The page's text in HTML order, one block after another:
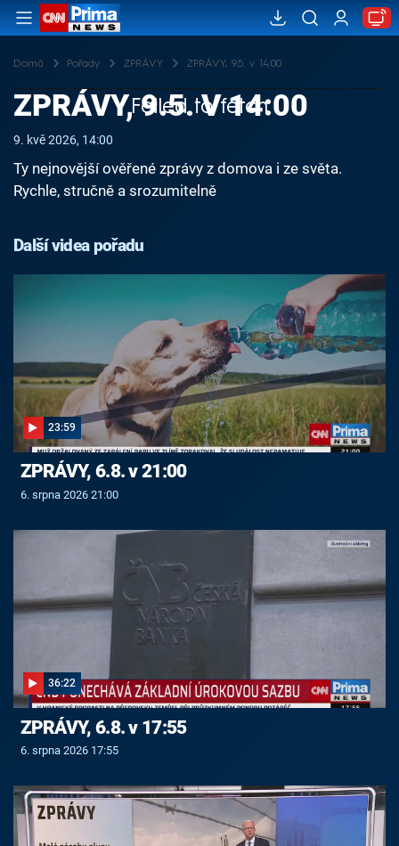
Domů Pořady ZPRÁVY ZPRÁVY, 9.5. v 14:00
Failed to fetch
ZPRÁVY, 9.5. V 14:00
9. kvě 2026, 14:00
Ty nejnovější ověřené zprávy z domova i ze světa.
Rychle, stručně a srozumitelně
Další videa pořadu
23:59
ZPRÁVY, 6.8. v 21:00
6. srpna 2026 21:00
36:22
ZPRÁVY, 6.8. v 17:55
6. srpna 2026 17:55